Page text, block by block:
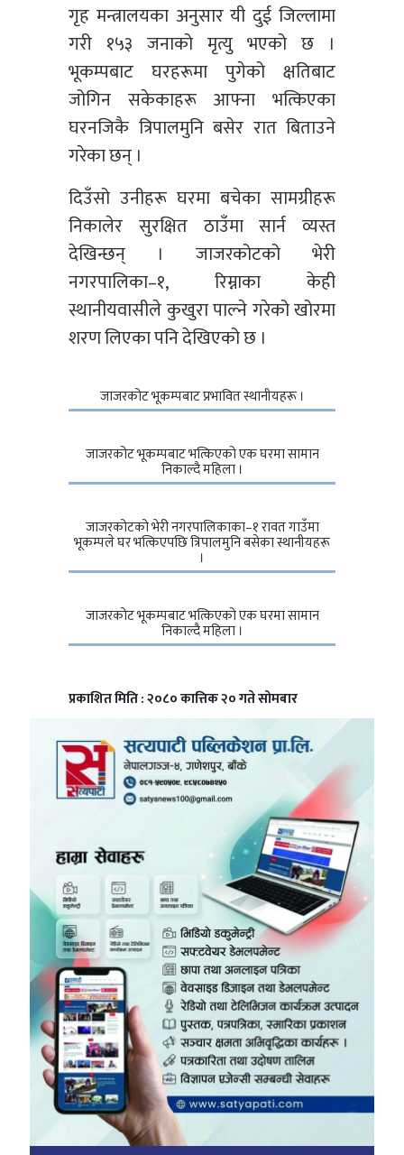
गृह मन्त्रालयका अनुसार यी दुई जिल्लामा
गरी १५३ जनाको मृत्यु भएको छ ।
भूकम्पबाट घरहरूमा पुगेको क्षतिबाट
जोगिन सकेकाहरू आफ्ना भत्किएका
घरनजिकै त्रिपालमुनि बसेर रात बिताउने
गरेका छन् ।
दिउँसो उनीहरू घरमा बचेका सामग्रीहरू
निकालेर सुरक्षित ठाउँमा सार्न व्यस्त
देखिन्छन् । जाजरकोटको भेरी
नगरपालिका–१, रिम्नाका केही
स्थानीयवासीले कुखुरा पाल्ने गरेको खोरमा
शरण लिएका पनि देखिएको छ ।
जाजरकोट भूकम्पबाट प्रभावित स्थानीयहरू ।
जाजरकोट भूकम्पबाट भत्किएको एक घरमा सामान
निकाल्दै महिला ।
जाजरकोटको भेरी नगरपालिकाका–१ रावत गाउँमा
भूकम्पले घर भत्किएपछि त्रिपालमुनि बसेका स्थानीयहरू
।
जाजरकोट भूकम्पबाट भत्किएको एक घरमा सामान
निकाल्दै महिला ।
प्रकाशित मिति : २०८० कात्तिक २० गते सोमबार